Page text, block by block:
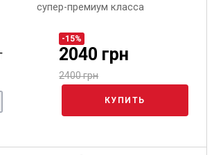
супер-премиум класса
-15%
2040 грн
2400 грн
КУПИТЬ